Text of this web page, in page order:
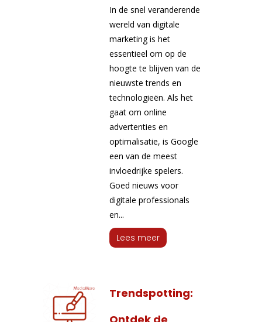
In de snel veranderende
wereld van digitale
marketing is het
essentieel om op de
hoogte te blijven van de
nieuwste trends en
technologieën. Als het
gaat om online
advertenties en
optimalisatie, is Google
een van de meest
invloedrijke spelers.
Goed nieuws voor
digitale professionals
en...
Lees meer
Trendspotting: